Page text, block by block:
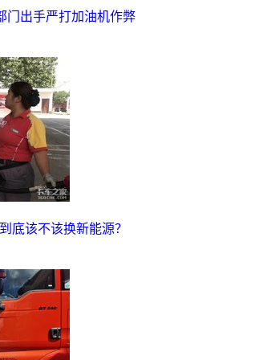
门出手严打加油机作弊
底该不该换新能源？